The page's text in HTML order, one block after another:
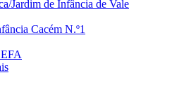
Jardim de Infância de Vale
Cacém N.º1